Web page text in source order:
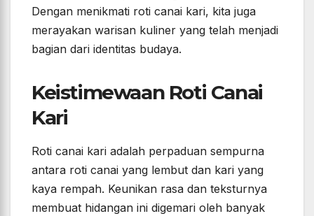
Dengan menikmati roti canai kari, kita juga
merayakan warisan kuliner yang telah menjadi
bagian dari identitas budaya.
Keistimewaan Roti Canai
Kari
Roti canai kari adalah perpaduan sempurna
antara roti canai yang lembut dan kari yang
kaya rempah. Keunikan rasa dan teksturnya
membuat hidangan ini digemari oleh banyak